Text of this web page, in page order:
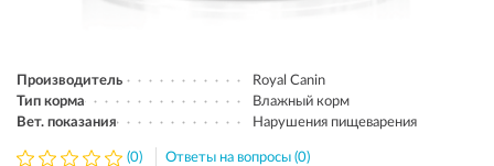
Производитель
Royal Canin
Тип корма
Влажный корм
Вет. показания
Нарушения пищеварения
(0) Ответы на вопросы (0)